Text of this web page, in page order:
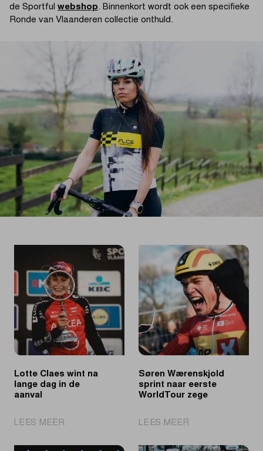
de Sportful webshop. Binnenkort wordt ook een specifieke
Ronde van Vlaanderen collectie onthuld.
Lotte Claes wint na
lange dag in de
aanval
LEES MEER
Claes
Søren Wærenskjold
sprint naar eerste
WorldTour zege
LEES MEER
Wærenskjold